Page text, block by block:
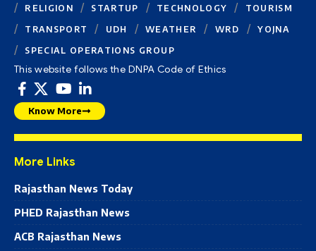
RELIGION
STARTUP TECHNOLOGY
TOURISM
TRANSPORT
UDH WEATHER WRD
YOJNA
SPECIAL OPERATIONS GROUP
This website follows the DNPA Code of Ethics
Know More
More Links
Rajasthan News Today
PHED Rajasthan News
ACB Rajasthan News